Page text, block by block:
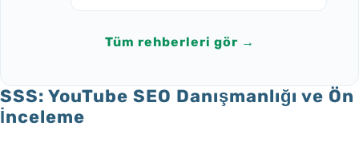
Tüm rehberleri gör →
SSS: YouTube SEO Danışmanlığı ve Ön
İnceleme